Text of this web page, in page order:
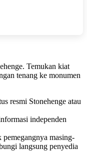
Temukan kiat
tenang ke monumen
resmi Stonehenge atau
independen
pemegangnya masing-
langsung penyedia